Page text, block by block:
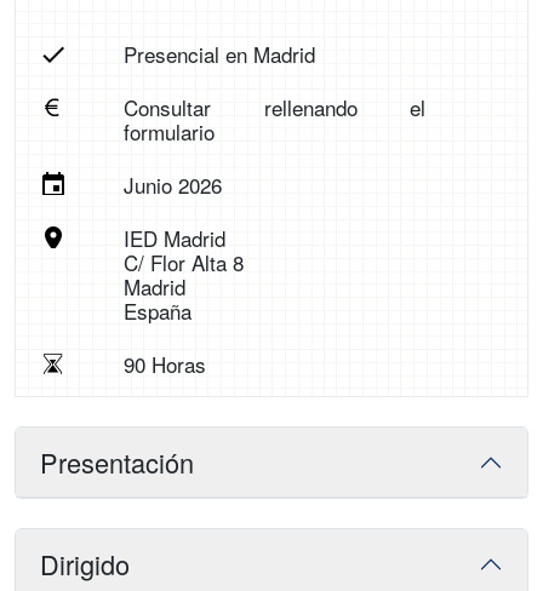
Presencial en Madrid
Consultar rellenando el
formulario
Junio 2026
IED Madrid
C/ Flor Alta 8
Madrid
España
90 Horas
Presentación
Dirigido